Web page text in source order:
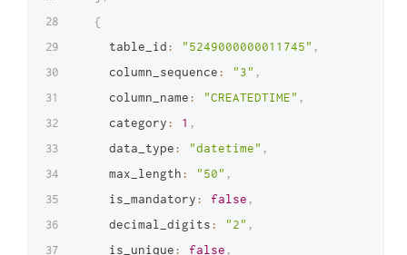
{
    table_id
: "5249000000011745" ,
    column_sequence
: "3" ,
    column_name
: "CREATEDTIME" ,
    category
: 1 ,
    data_type
: "datetime" ,
    max_length
: "50" ,
    is_mandatory
: false ,
    decimal_digits
: "2" ,
    is_unique
: false ,